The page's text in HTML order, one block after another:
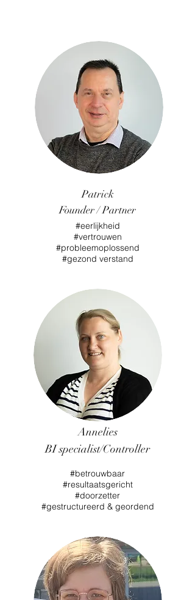
Patrick
Founder / Partner
#eerlijkheid
#vertrouwen
#probleemoplossend
#gezond verstand
Annelies
BI specialist/Controller
#betrouwbaar
#resultaatsgericht
#doorzetter
#gestructureerd & geordend